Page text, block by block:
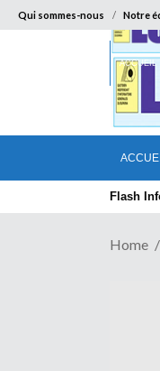
Qui sommes-nous Notre
ACCUEIL
Flash
Home